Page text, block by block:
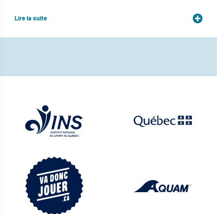
Lire la suite